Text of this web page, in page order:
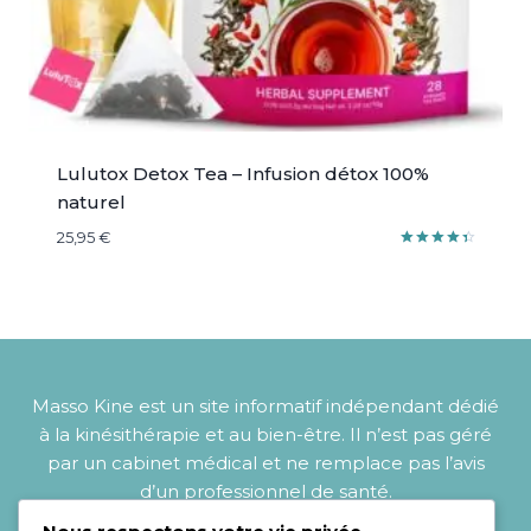
Lulutox Detox Tea – Infusion détox 100%
naturel
25,95 €
Masso Kine est un site informatif indépendant dédié
à la kinésithérapie et au bien-être. Il n’est pas géré
par un cabinet médical et ne remplace pas l’avis
d’un professionnel de santé.